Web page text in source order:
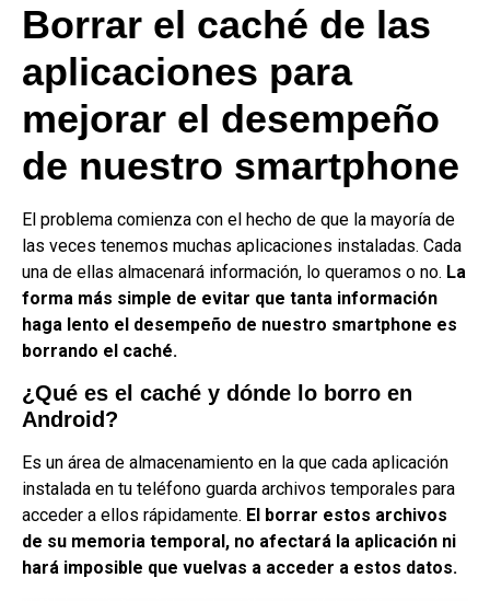
Borrar el caché de las
aplicaciones para
mejorar el desempeño
de nuestro smartphone
El problema comienza con el hecho de que la mayoría de
las veces tenemos muchas aplicaciones instaladas. Cada
una de ellas almacenará información, lo queramos o no. La
forma más simple de evitar que tanta información
haga lento el desempeño de nuestro smartphone es
borrando el caché.
¿Qué es el caché y dónde lo borro en
Android?
Es un área de almacenamiento en la que cada aplicación
instalada en tu teléfono guarda archivos temporales para
acceder a ellos rápidamente. El borrar estos archivos
de su memoria temporal, no afectará la aplicación ni
hará imposible que vuelvas a acceder a estos datos.